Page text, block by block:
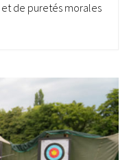
de puretés morales